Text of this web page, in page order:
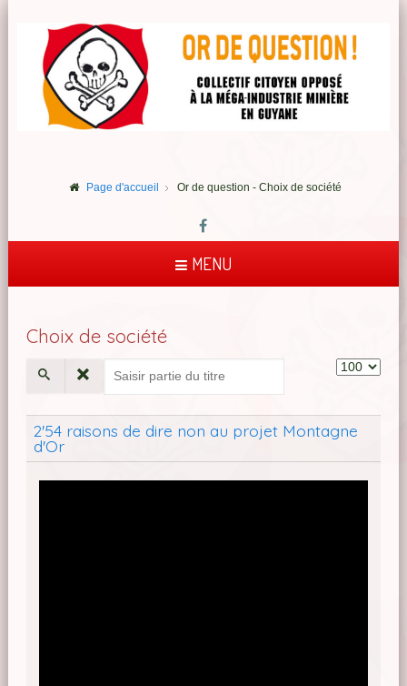
Page d'accueil Or de question - Choix de société
MENU
Choix de société
2'54 raisons de dire non au projet Montagne
d'Or